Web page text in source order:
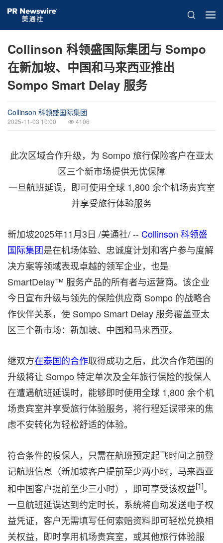
Collinson 科领盛国际集团与 Sompo
在新加坡、中国和马来西亚推出
Sompo Smart Delay 服务
Collinson 科领盛国际集团
2025-11-03 10:00 4106
此次区域合作升级，为 Sompo 旅行保险客户在亚太
区三个新市场提供无忧保障
一旦航班延误，即可使用全球 1,800 余个机场贵宾室
并享受旅行体验服务
新加坡2025年11月3日 /美通社/ -- Collinson 科领盛
国际集团是在机场体验、忠诚度计划和客户参与度解
决方案等领域表现卓越的领军企业，也是
SmartDelay™ 服务产品的所有者与运营商。该企业
今日宣布升级与领先的保险供应商 Sompo 的战略合
作伙伴关系，使 Sompo Smart Delay 服务覆盖亚太
区三个新市场：新加坡、 中国和马来西亚。
继双方在泰国的合作取得成功之后，此次合作范围的
升级将让 Sompo 特定单次及全年旅行保险的投保人
在遭遇航班延误时，能够即时使用全球 1,800 余个机
场贵宾室并享受旅行体验服务，将行程延误带来的焦
虑不安转化为轻松舒适的体验。
符合条件的投保人，只需在航班预定起飞时间之前登
记航班信息（新加坡客户提前至少两小时，马来西亚
和中国客户提前至少三小时），即可享受该权益[1]。
一旦航班延误达到约定时长，系统将自动发送电子权
益凭证，客户无需填写任何索赔资料即可轻松兑换相
关权益，即时享用机场贵宾室，或其他旅行体验服